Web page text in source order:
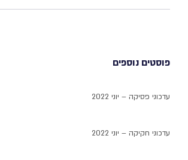
פוסטים נוספים
עדכוני פסיקה – יוני 2022
עדכוני חקיקה – יוני 2022